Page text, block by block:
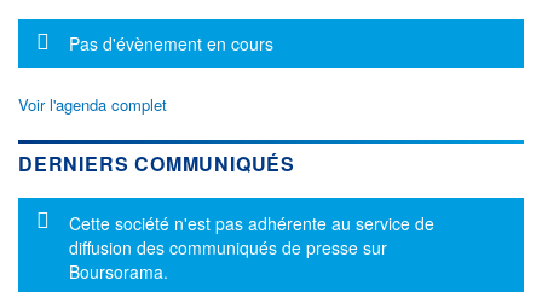
Message d'information
Pas d'évènement en cours
Voir l'agenda complet
DERNIERS COMMUNIQUÉS
Message d'information
Cette société n'est pas adhérente au service de
diffusion des communiqués de presse sur
Boursorama.